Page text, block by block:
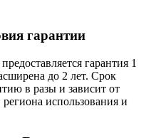
гарантии
гарантия 1
до 2 лет. Срок
в разы и зависит от
использования и